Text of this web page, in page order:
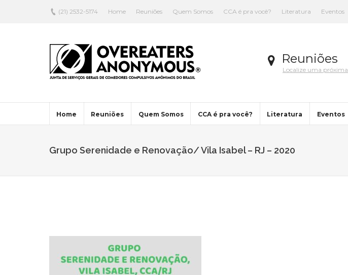
(21) 2532-5174 Home Reuniões Quem Somos CCA é pra você? Literatura Eventos
Reuniões
Localize uma próxima
Home Reuniões Quem Somos CCA é pra você? Literatura Eventos
Grupo Serenidade e Renovação/ Vila Isabel – RJ – 2020